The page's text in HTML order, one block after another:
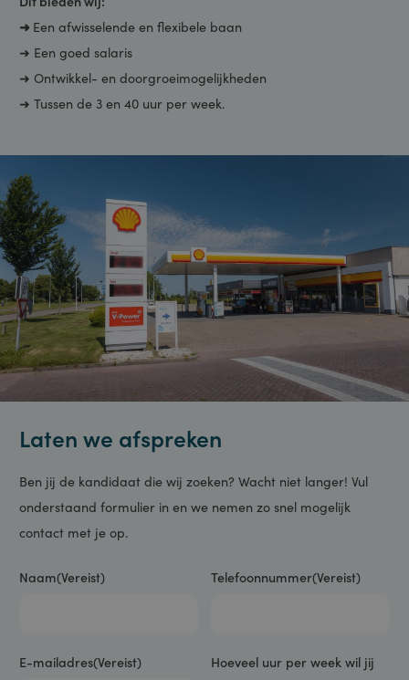
➜ Goede beheersing van de Nederlandse taal.
Dit bieden wij:
➜Een afwisselende en flexibele baan
➜ Een goed salaris
➜ Tussen de 3 en 40 uur per week.
Laten we afspreken
onderstaand formulier in en we nemen zo snel mogelijk
Comments
Naam(Vereist) Telefoonnummer(Vereist)